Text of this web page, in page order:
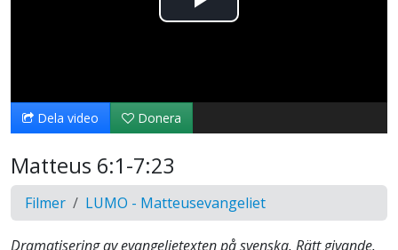
Spela
video
Dela video Donera
Matteus 6:1-7:23
Filmer LUMO - Matteusevangeliet
Dramatisering av evangelietexten på svenska. Rätt givande.